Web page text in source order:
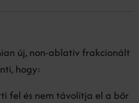
új, non-ablatív frakcionált
hogy:
fel és nem távolítja el a bőr